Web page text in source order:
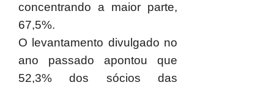
concentrando a maior parte,
67,5%.
O levantamento divulgado no
ano passado apontou que
52,3% dos sócios das